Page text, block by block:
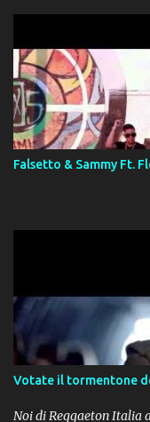
Falsetto & Sammy Ft.
Votate il tormentone
Noi di Reggaeton Italia